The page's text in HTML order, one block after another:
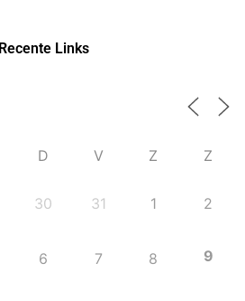
Recente Links
D V Z Z
30 31 1 2
6 7 8 9